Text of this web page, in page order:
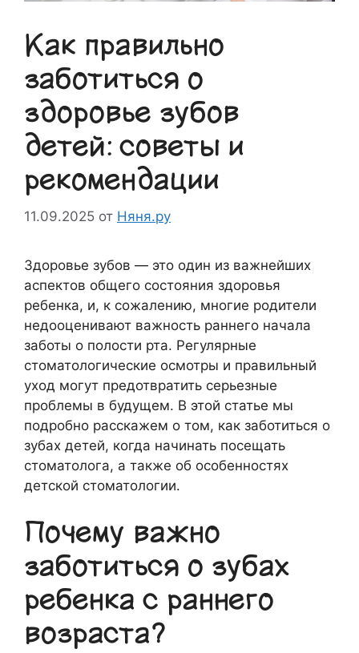
Как правильно
заботиться о
здоровье зубов
детей: советы и
рекомендации
11.09.2025 от Няня.ру
Здоровье зубов — это один из важнейших
аспектов общего состояния здоровья
ребенка, и, к сожалению, многие родители
недооценивают важность раннего начала
заботы о полости рта. Регулярные
стоматологические осмотры и правильный
уход могут предотвратить серьезные
проблемы в будущем. В этой статье мы
подробно расскажем о том, как заботиться о
зубах детей, когда начинать посещать
стоматолога, а также об особенностях
детской стоматологии.
Почему важно
заботиться о зубах
ребенка с раннего
возраста?